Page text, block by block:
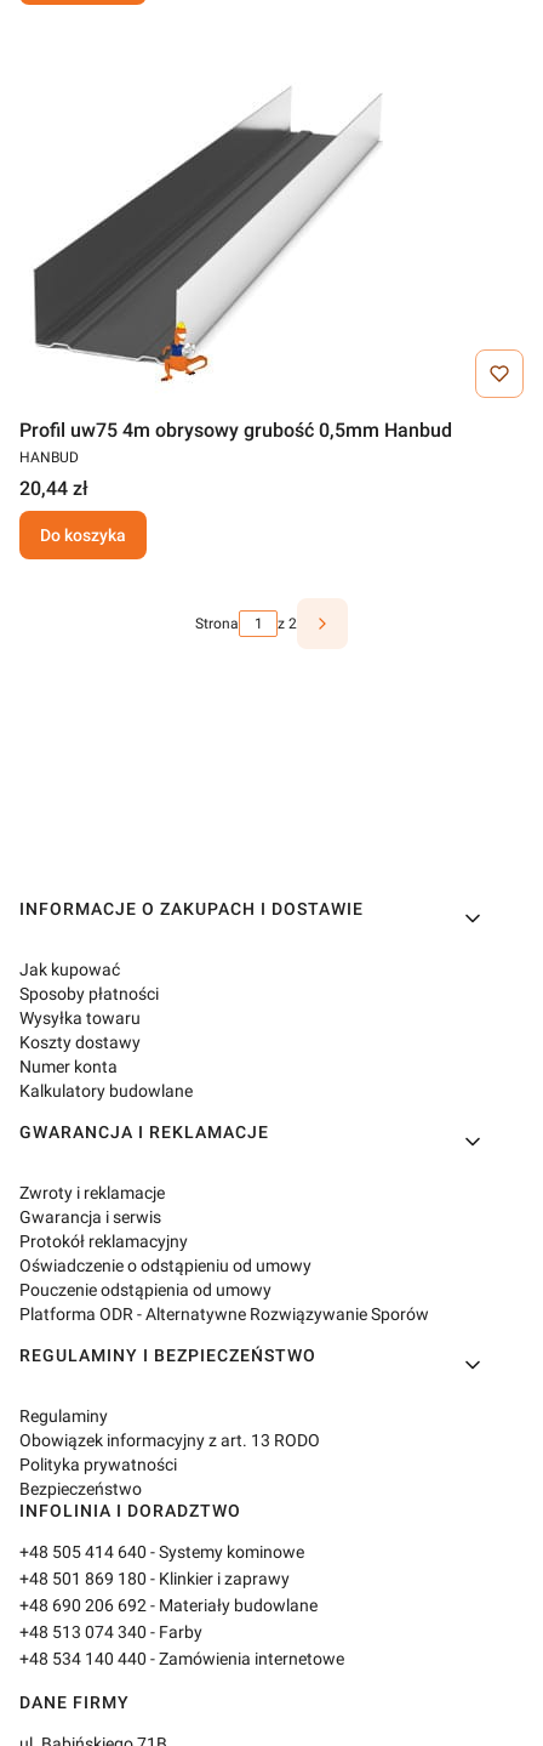
Profil uw75 4m obrysowy grubość 0,5mm Hanbud
HANBUD
20,44 zł
Do koszyka
Strona z 2
Linki w stopce
INFORMACJE O ZAKUPACH I DOSTAWIE
Jak kupować
Sposoby płatności
Wysyłka towaru
Koszty dostawy
Numer konta
Kalkulatory budowlane
GWARANCJA I REKLAMACJE
Zwroty i reklamacje
Gwarancja i serwis
Protokół reklamacyjny
Oświadczenie o odstąpieniu od umowy
Pouczenie odstąpienia od umowy
Platforma ODR - Alternatywne Rozwiązywanie Sporów
REGULAMINY I BEZPIECZEŃSTWO
Regulaminy
Obowiązek informacyjny z art. 13 RODO
Polityka prywatności
Bezpieczeństwo
INFOLINIA I DORADZTWO
+48 505 414 640 - Systemy kominowe
+48 501 869 180 - Klinkier i zaprawy
+48 690 206 692 - Materiały budowlane
+48 513 074 340 - Farby
+48 534 140 440 - Zamówienia internetowe
DANE FIRMY